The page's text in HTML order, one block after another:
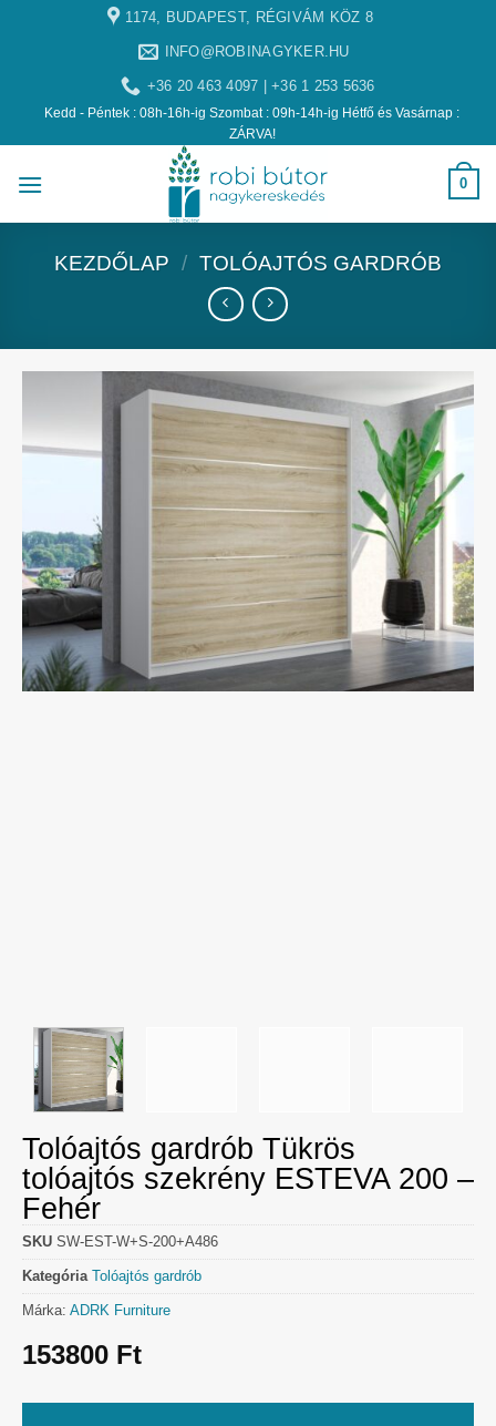
1174, BUDAPEST, RÉGIVÁM KÖZ 8
INFO@ROBINAGYKER.HU
+36 20 463 4097 | +36 1 253 5636
Kedd - Péntek : 08h-16h-ig Szombat : 09h-14h-ig Hétfő és Vasárnap :
ZÁRVA!
0
KEZDŐLAP / TOLÓAJTÓS GARDRÓB
Tolóajtós gardrób Tükrös
tolóajtós szekrény ESTEVA 200 –
Fehér
SKU SW-EST-W+S-200+A486
Kategória Tolóajtós gardrób
Márka: ADRK Furniture
153800 Ft